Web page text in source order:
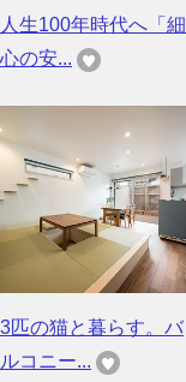
人生100年時代へ「細
心の安...
3匹の猫と暮らす。バ
ルコニー...